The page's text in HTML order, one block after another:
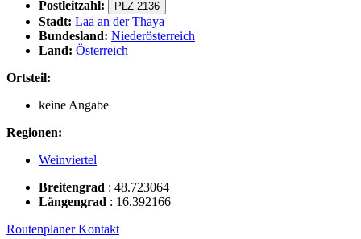
Postleitzahl:
PLZ 2136
Stadt: Laa an der Thaya
Bundesland: Niederösterreich
Land: Österreich
Ortsteil:
keine Angabe
Regionen:
Weinviertel
Breitengrad : 48.723064
Längengrad : 16.392166
RoutenplanerKontakt